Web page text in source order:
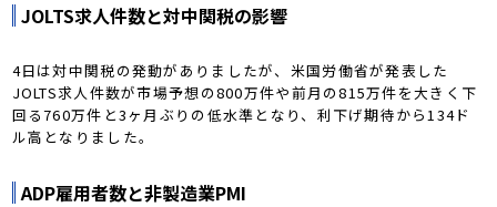
JOLTS求人件数と対中関税の影響
4日は対中関税の発動がありましたが、米国労働省が発表した
JOLTS求人件数が市場予想の800万件や前月の815万件を大きく下
回る760万件と3ヶ月ぶりの低水準となり、利下げ期待から134ド
ル高となりました。
ADP雇用者数と非製造業PMI